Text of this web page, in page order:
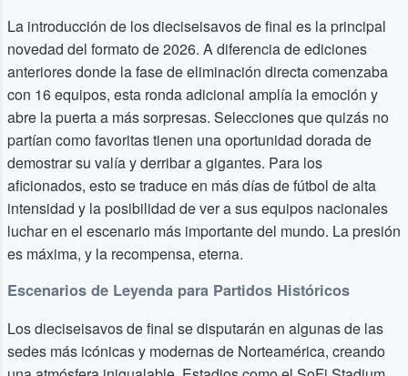
La introducción de los dieciseisavos de final es la principal
novedad del formato de 2026. A diferencia de ediciones
anteriores donde la fase de eliminación directa comenzaba
con 16 equipos, esta ronda adicional amplía la emoción y
abre la puerta a más sorpresas. Selecciones que quizás no
partían como favoritas tienen una oportunidad dorada de
demostrar su valía y derribar a gigantes. Para los
aficionados, esto se traduce en más días de fútbol de alta
intensidad y la posibilidad de ver a sus equipos nacionales
luchar en el escenario más importante del mundo. La presión
es máxima, y la recompensa, eterna.
Escenarios de Leyenda para Partidos Históricos
Los dieciseisavos de final se disputarán en algunas de las
sedes más icónicas y modernas de Norteamérica, creando